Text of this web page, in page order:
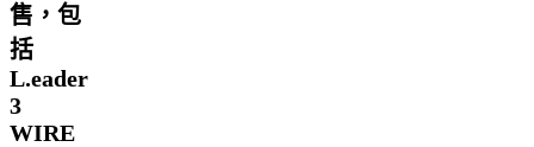
售，包
括
L.eader
3
WIRE